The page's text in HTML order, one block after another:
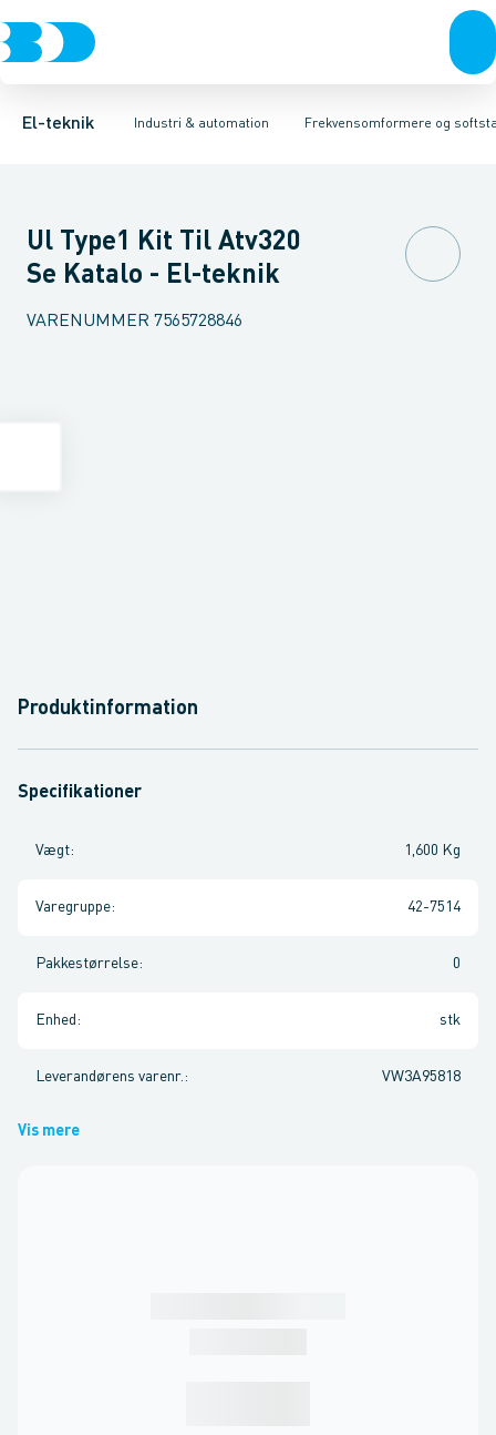
El-teknik Industri & automation
Afbrydere, stikkontakter & lampeudtagForgreningsmateriel
Frekvensomformere og
Industristiksystemer Frekvensomformere og softstartere
Frekvensomformer =˂1 kVFilter for lavspændingSoft Starter
Ul Type1 Kit Til Atv320
Se Katalo - El-teknik
VARENUMMER 7565728846
Produktinformation
Specifikationer
Vægt: 1,600 Kg
Varegruppe: 42-7514
Pakkestørrelse: 0
Enhed : stk
Leverandørens varenr. : VW3A95818
Vis mere